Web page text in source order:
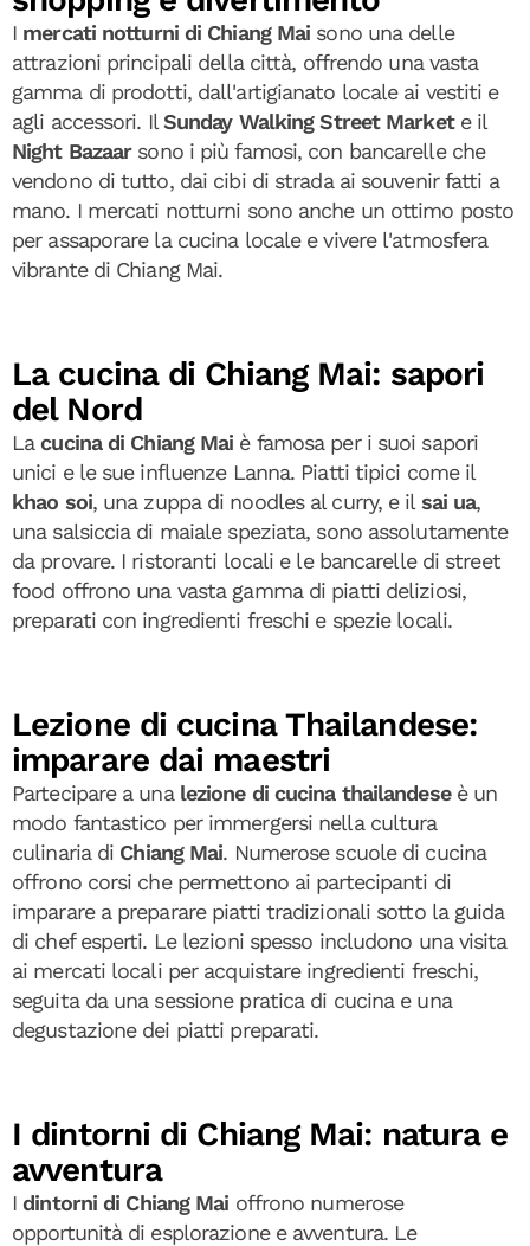
I mercati notturni di Chiang Mai sono una delle
attrazioni principali della città, offrendo una vasta
gamma di prodotti, dall'artigianato locale ai vestiti e
agli accessori. Il Sunday Walking Street Markete il
Night Bazaarsono i più famosi, con bancarelle che
vendono di tutto, dai cibi di strada ai souvenir fatti a
mano. I mercati notturni sono anche un ottimo posto
per assaporare la cucina locale e vivere l'atmosfera
vibrante di Chiang Mai.
La cucina di Chiang Mai: sapori
del Nord
Lacucina di Chiang Mai è famosa per i suoi sapori
unici e le sue influenze Lanna. Piatti tipici come il
khao soi, una zuppa di noodles al curry, e il sai ua,
una salsiccia di maiale speziata, sono assolutamente
da provare. I ristoranti locali e le bancarelle di street
food offrono una vasta gamma di piatti deliziosi,
preparati con ingredienti freschi e spezie locali.
Lezione di cucina Thailandese:
imparare dai maestri
Partecipare a una lezione di cucina thailandeseè un
modo fantastico per immergersi nella cultura
culinaria di Chiang Mai. Numerose scuole di cucina
offrono corsi che permettono ai partecipanti di
imparare a preparare piatti tradizionali sotto la guida
di chef esperti. Le lezioni spesso includono una visita
ai mercati locali per acquistare ingredienti freschi,
seguita da una sessione pratica di cucina e una
degustazione dei piatti preparati.
I dintorni di Chiang Mai: natura e
avventura
Idintorni di Chiang Mai offrono numerose
opportunità di esplorazione e avventura. Le